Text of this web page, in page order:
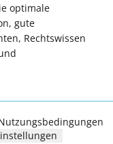
optimale
gute
Rechtswissen